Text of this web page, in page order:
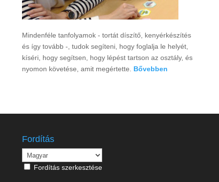
Mindenféle tanfolyamok - tortát díszítő, kenyérkészítés
és így tovább -, tudok segíteni, hogy foglalja le helyét,
kíséri, hogy segítsen, hogy lépést tartson az osztály, és
nyomon követése, amit megértette. Bővebben
Fordítás
Fordítás szerkesztése